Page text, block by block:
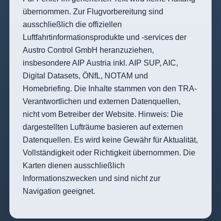
übernommen. Zur Flugvorbereitung sind
ausschließlich die offiziellen
Luftfahrtinformationsprodukte und -services der
Austro Control GmbH heranzuziehen,
insbesondere AIP Austria inkl. AIP SUP, AIC,
Digital Datasets, ÖNfL, NOTAM und
Homebriefing. Die Inhalte stammen von den TRA-
Verantwortlichen und externen Datenquellen,
nicht vom Betreiber der Website. Hinweis: Die
dargestellten Lufträume basieren auf externen
Datenquellen. Es wird keine Gewähr für Aktualität,
Vollständigkeit oder Richtigkeit übernommen. Die
Karten dienen ausschließlich
Informationszwecken und sind nicht zur
Navigation geeignet.